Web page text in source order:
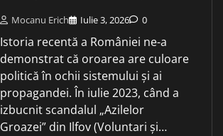
Mocanu Erich Iulie 3, 2026 0
Istoria recentă a României ne-a
demonstrat că oroarea are culoare
politică în ochii sistemului și ai
propagandei. În iulie 2023, când a
izbucnit scandalul „Azilelor
Groazei” din Ilfov (Voluntari și…